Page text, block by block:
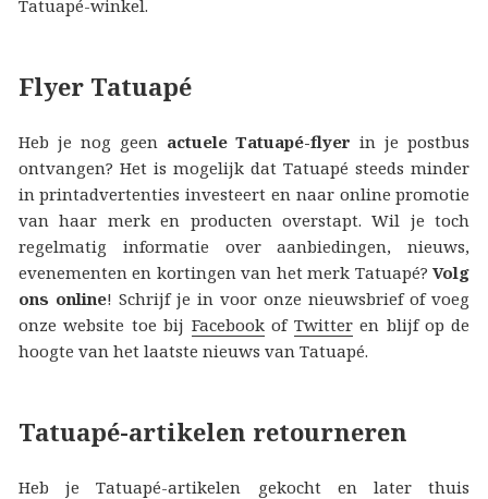
Tatuapé-winkel.
Flyer Tatuapé
Heb je nog geen actuele Tatuapé-flyer in je postbus
ontvangen? Het is mogelijk dat Tatuapé steeds minder
in printadvertenties investeert en naar online promotie
van haar merk en producten overstapt. Wil je toch
regelmatig informatie over aanbiedingen, nieuws,
evenementen en kortingen van het merk Tatuapé?Volg
ons online! Schrijf je in voor onze nieuwsbrief of voeg
onze website toe bij Facebookof Twitteren blijf op de
hoogte van het laatste nieuws van Tatuapé.
Tatuapé-artikelen retourneren
Heb je Tatuapé-artikelen gekocht en later thuis